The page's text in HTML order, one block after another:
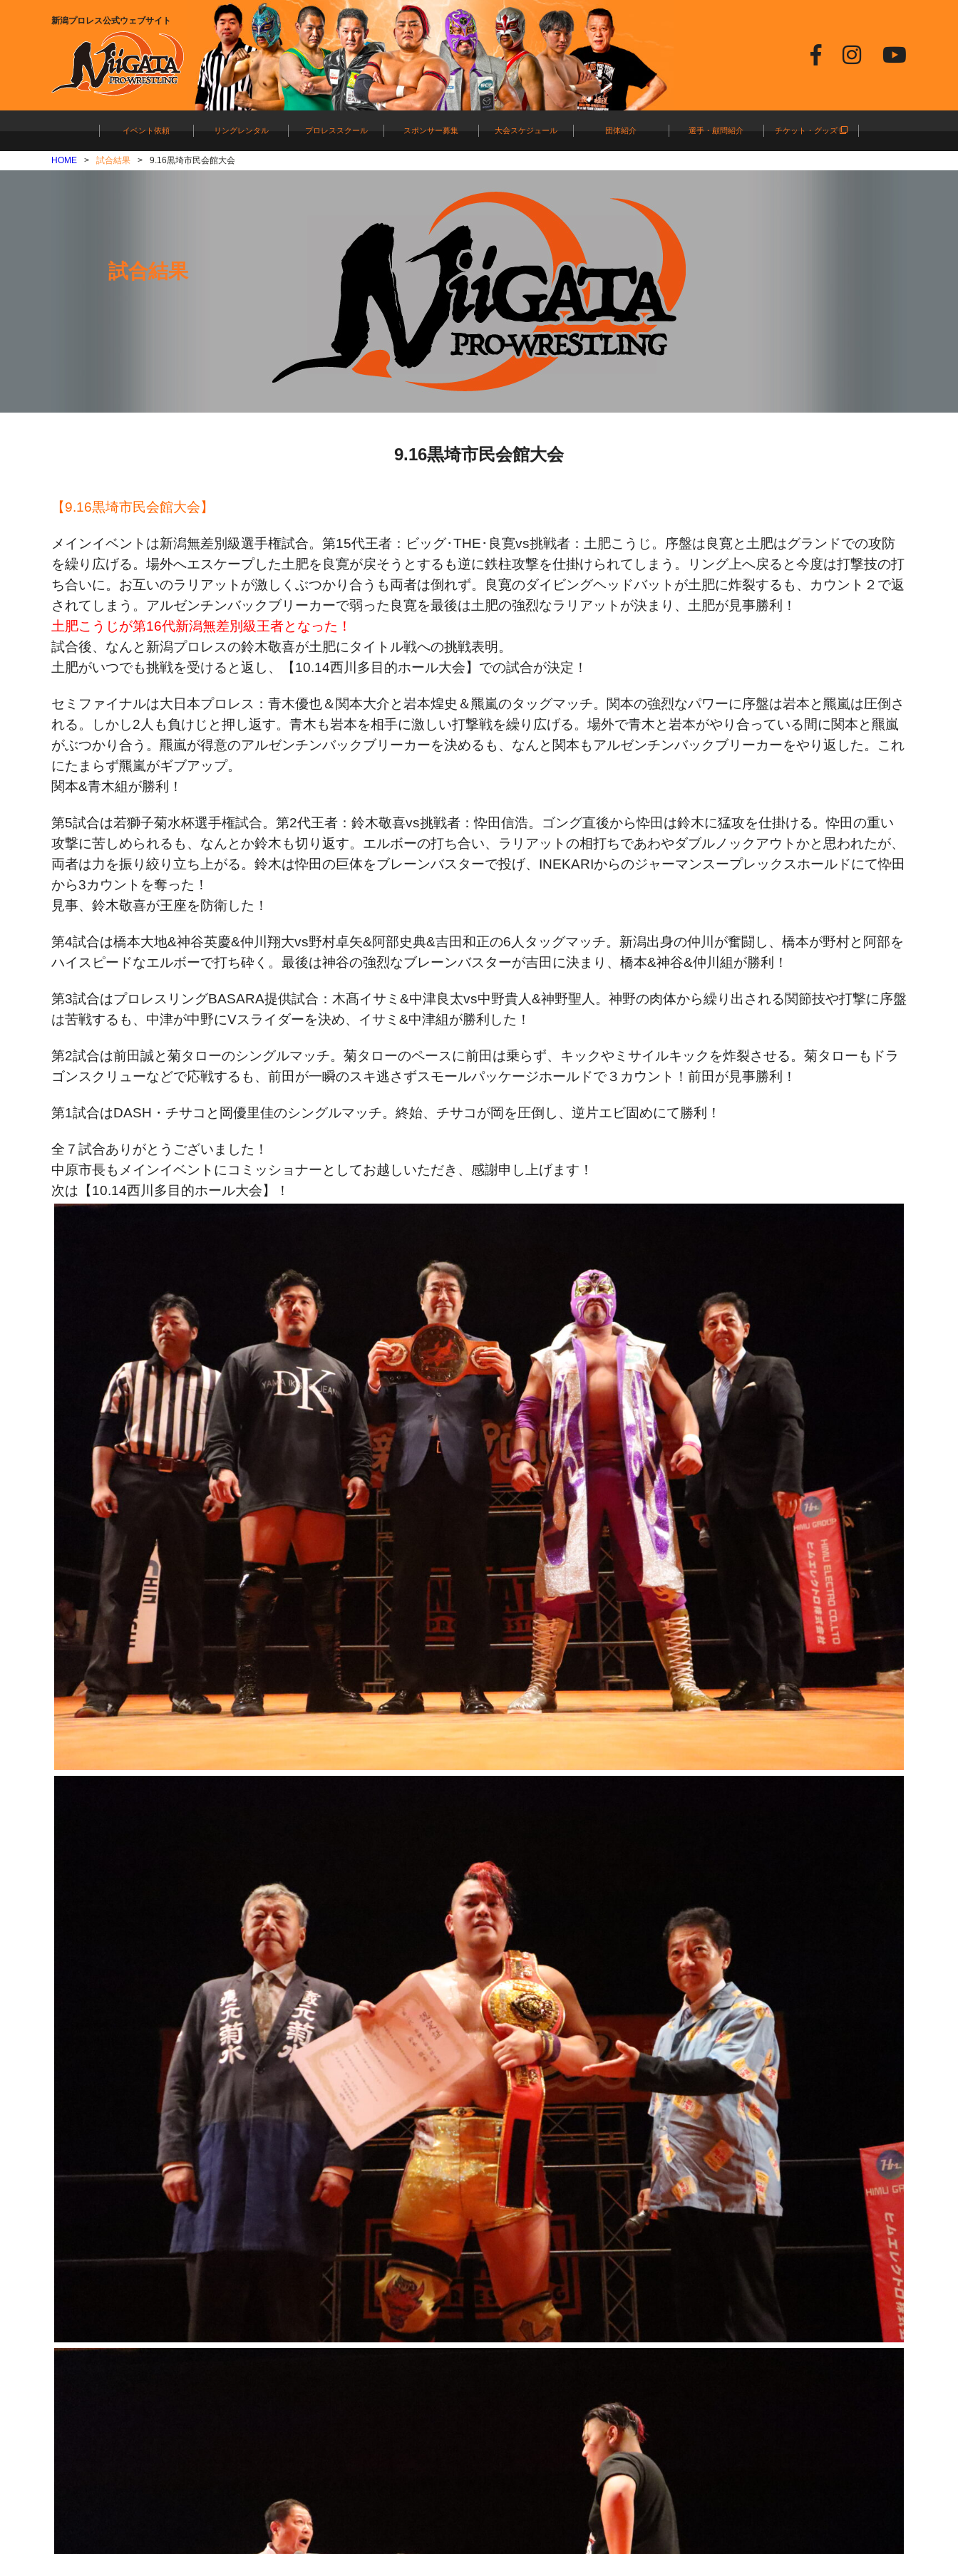
新潟プロレス公式ウェブサイト
イベント依頼 リングレンタル プロレススクール スポンサー募集 大会スケジュール 団体紹介 選手・顧問紹介 チケット・グッズ
HOME 試合結果 9.16黒埼市民会館大会
試合結果
9.16黒埼市民会館大会
【9.16黒埼市民会館大会】
メインイベントは新潟無差別級選手権試合。第15代王者：ビッグ･THE･良寛vs挑戦者：土肥こうじ。序盤は良寛と土肥はグランドでの攻防
を繰り広げる。場外へエスケープした土肥を良寛が戻そうとするも逆に鉄柱攻撃を仕掛けられてしまう。リング上へ戻ると今度は打撃技の打
ち合いに。お互いのラリアットが激しくぶつかり合うも両者は倒れず。良寛のダイビングヘッドバットが土肥に炸裂するも、カウント２で返
されてしまう。アルゼンチンバックブリーカーで弱った良寛を最後は土肥の強烈なラリアットが決まり、土肥が見事勝利！
土肥こうじが第16代新潟無差別級王者となった！
試合後、なんと新潟プロレスの鈴木敬喜が土肥にタイトル戦への挑戦表明。
土肥がいつでも挑戦を受けると返し、【10.14西川多目的ホール大会】での試合が決定！
セミファイナルは大日本プロレス：青木優也＆関本大介と岩本煌史＆羆嵐のタッグマッチ。関本の強烈なパワーに序盤は岩本と羆嵐は圧倒さ
れる。しかし2人も負けじと押し返す。青木も岩本を相手に激しい打撃戦を繰り広げる。場外で青木と岩本がやり合っている間に関本と羆嵐
がぶつかり合う。羆嵐が得意のアルゼンチンバックブリーカーを決めるも、なんと関本もアルゼンチンバックブリーカーをやり返した。これ
にたまらず羆嵐がギブアップ。
関本&青木組が勝利！
第5試合は若獅子菊水杯選手権試合。第2代王者：鈴木敬喜vs挑戦者：忰田信浩。ゴング直後から忰田は鈴木に猛攻を仕掛ける。忰田の重い
攻撃に苦しめられるも、なんとか鈴木も切り返す。エルボーの打ち合い、ラリアットの相打ちであわやダブルノックアウトかと思われたが、
両者は力を振り絞り立ち上がる。鈴木は忰田の巨体をブレーンバスターで投げ、INEKARIからのジャーマンスープレックスホールドにて忰田
から3カウントを奪った！
見事、鈴木敬喜が王座を防衛した！
第4試合は橋本大地&神谷英慶&仲川翔大vs野村卓矢&阿部史典&吉田和正の6人タッグマッチ。新潟出身の仲川が奮闘し、橋本が野村と阿部を
ハイスピードなエルボーで打ち砕く。最後は神谷の強烈なブレーンバスターが吉田に決まり、橋本&神谷&仲川組が勝利！
第3試合はプロレスリングBASARA提供試合：木髙イサミ&中津良太vs中野貴人&神野聖人。神野の肉体から繰り出される関節技や打撃に序盤
は苦戦するも、中津が中野にVスライダーを決め、イサミ&中津組が勝利した！
第2試合は前田誠と菊タローのシングルマッチ。菊タローのペースに前田は乗らず、キックやミサイルキックを炸裂させる。菊タローもドラ
ゴンスクリューなどで応戦するも、前田が一瞬のスキ逃さずスモールパッケージホールドで３カウント！前田が見事勝利！
第1試合はDASH・チサコと岡優里佳のシングルマッチ。終始、チサコが岡を圧倒し、逆片エビ固めにて勝利！
全７試合ありがとうございました！
中原市長もメインイベントにコミッショナーとしてお越しいただき、感謝申し上げます！
次は【10.14西川多目的ホール大会】！